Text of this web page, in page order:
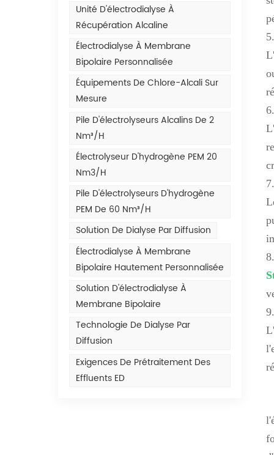
Unité D'électrodialyse À
Récupération Alcaline
Électrodialyse À Membrane
Bipolaire Personnalisée
Équipements De Chlore-Alcali Sur
Mesure
Pile D'électrolyseurs Alcalins De 2
Nm³/h
Électrolyseur D'hydrogène PEM 20
Nm3/h
Pile D'électrolyseurs D'hydrogène
PEM De 60 Nm³/h
Solution De Dialyse Par Diffusion
Électrodialyse À Membrane
Bipolaire Hautement Personnalisée
Solution D'électrodialyse À
Membrane Bipolaire
Technologie De Dialyse Par
Diffusion
Exigences De Prétraitement Des
Effluents ED